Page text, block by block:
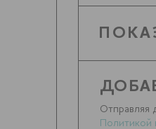
Отправляя
Политикой